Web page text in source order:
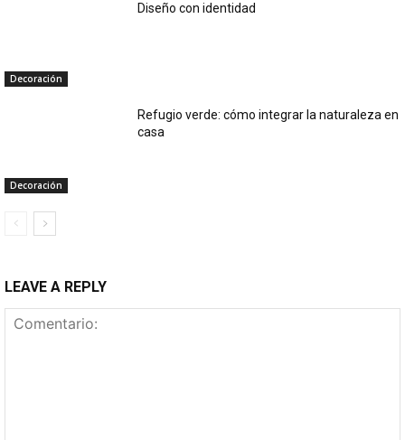
Decoración
Diseño con identidad
Decoración
Refugio verde: cómo integrar la naturaleza en
casa
LEAVE A REPLY